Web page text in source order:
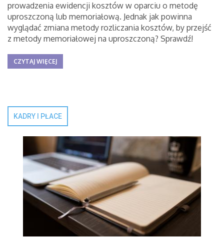
prowadzenia ewidencji kosztów w oparciu o metodę
uproszczoną lub memoriałową. Jednak jak powinna
wyglądać zmiana metody rozliczania kosztów, by przejść
z metody memoriałowej na uproszczoną? Sprawdź!
CZYTAJ WIĘCEJ
KADRY I PŁACE